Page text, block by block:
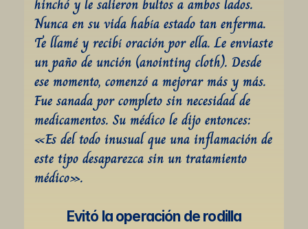
hinchó y le salieron bultos a ambos lados.
Nunca en su vida había estado tan enferma.
Te llamé y recibí oración por ella. Le enviaste
un paño de unción (anointing cloth). Desde
ese momento, comenzó a mejorar más y más.
Fue sanada por completo sin necesidad de
medicamentos. Su médico le dijo entonces:
«Es del todo inusual que una inflamación de
este tipo desaparezca sin un tratamiento
médico».
Evitó la operación de rodilla